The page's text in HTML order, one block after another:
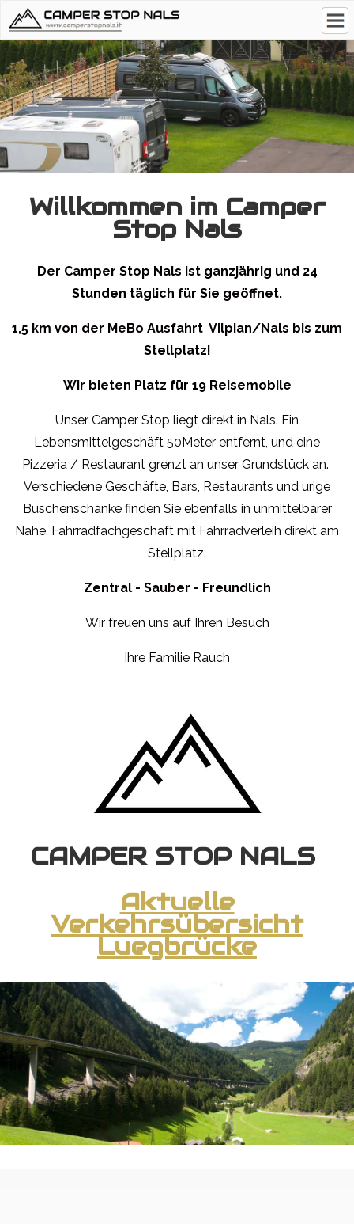
Willkommen im Camper
Stop Nals
Der Camper Stop Nals ist ganzjährig und 24
Stunden täglich für Sie geöffnet.
1,5 km von der MeBo Ausfahrt Vilpian/Nals bis zum
Stellplatz!
Wir bieten Platz für 19 Reisemobile
Unser Camper Stop liegt direkt in Nals. Ein
Lebensmittelgeschäft 50Meter entfernt, und eine
Pizzeria / Restaurant grenzt an unser Grundstück an.
Verschiedene Geschäfte, Bars, Restaurants und urige
Buschenschänke finden Sie ebenfalls in unmittelbarer
Nähe. Fahrradfachgeschäft mit Fahrradverleih direkt am
Stellplatz.
Zentral - Sauber - Freundlich
Wir freuen uns auf Ihren Besuch
Ihre Familie Rauch
CAMPER STOP NALS
Aktuelle
Verkehrsübersicht
Luegbrücke